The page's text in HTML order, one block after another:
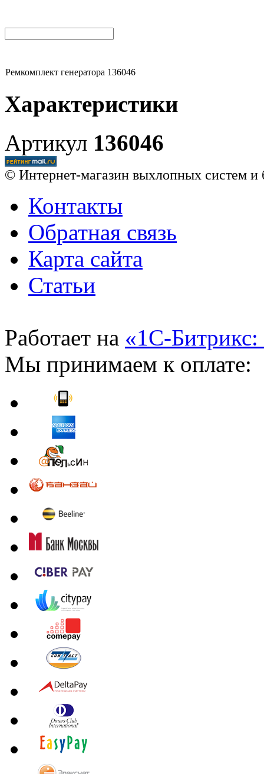
Ремкомплект генератора 136046
Характеристики
Артикул 136046
© Интернет-магазин выхлопных систем и
Контакты
Обратная связь
Карта сайта
Статьи
Работает на «1С-Битрикс:
Мы принимаем к оплате: